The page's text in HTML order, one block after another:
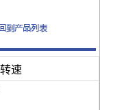
速